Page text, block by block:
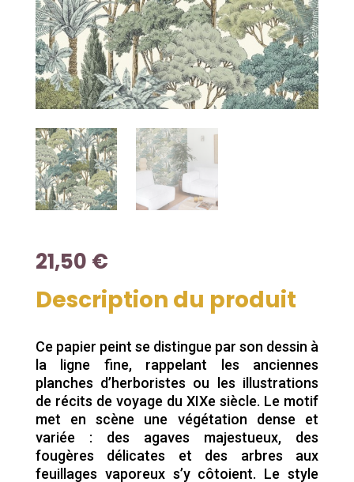
21,50 €
Description du produit
Ce papier peint se distingue par son dessin à
la ligne fine, rappelant les anciennes
planches d’herboristes ou les illustrations
de récits de voyage du XIXe siècle. Le motif
met en scène une végétation dense et
variée : des agaves majestueux, des
fougères délicates et des arbres aux
feuillages vaporeux s’y côtoient. Le style